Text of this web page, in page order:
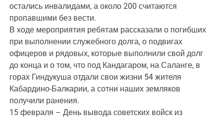
остались инвалидами, а около 200 считаются
пропавшими без вести.
В ходе мероприятия ребятам рассказали о погибших
при выполнении служебного долга, о подвигах
офицеров и рядовых, которые выполнили свой долг
до конца и о том, что под Кандагаром, на Саланге, в
горах Гиндукуша отдали свои жизни 54 жителя
Кабардино-Балкарии, а сотни наших земляков
получили ранения.
15 февраля – День вывода советских войск из